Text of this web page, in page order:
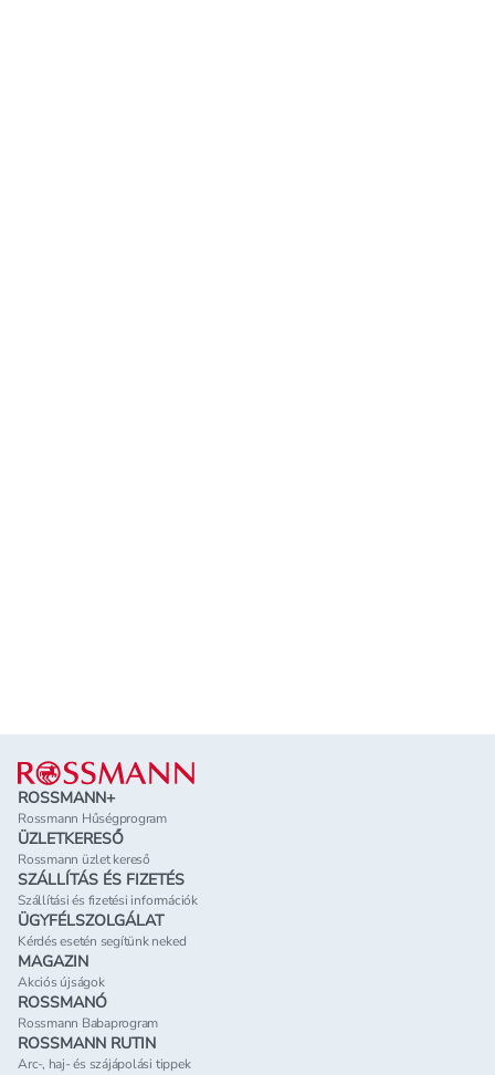
Lábléc
ROSSMANN+
Rossmann Hűségprogram
ÜZLETKERESŐ
Rossmann üzlet kereső
SZÁLLÍTÁS ÉS FIZETÉS
Szállítási és fizetési információk
ÜGYFÉLSZOLGÁLAT
Kérdés esetén segítünk neked
MAGAZIN
Akciós újságok
ROSSMANÓ
Rossmann Babaprogram
ROSSMANN RUTIN
Arc-, haj- és szájápolási tippek